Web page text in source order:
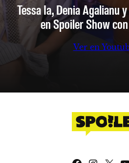
Tessa Ia, Denia Agalianu
en Spoiler Show
Ver en
X